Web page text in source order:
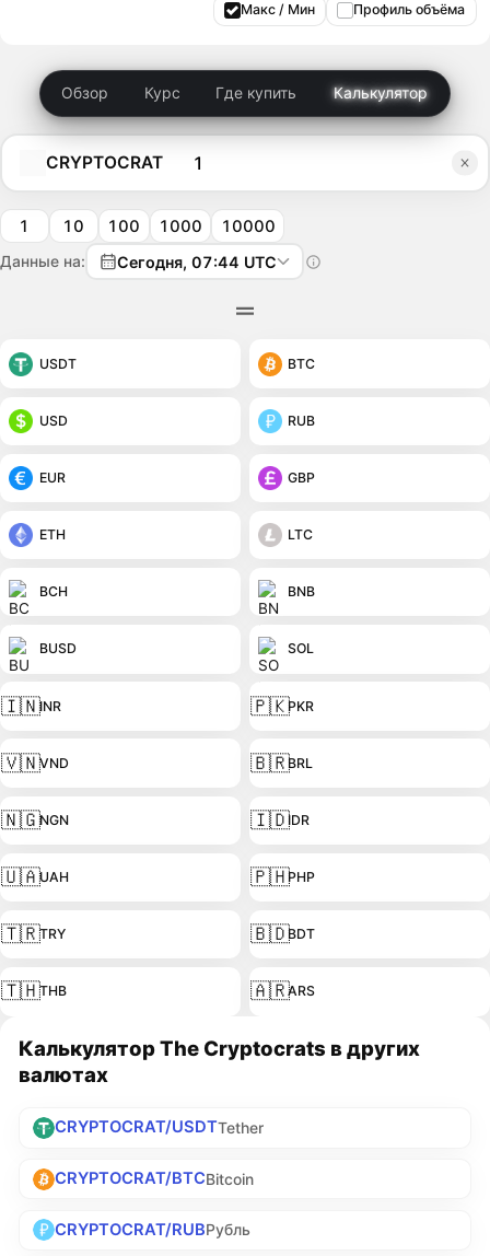
Макс / Мин Профиль объёма
Обзор Курс Где купить Калькулятор
CRYPTOCRAT
1 10 100 1000 10000
Данные на: Сегодня, 07:44 UTC
USDT BTC
USD RUB
EUR GBP
ETH LTC
BCH BNB
BUSD SOL
🇮🇳INR 🇵🇰PKR
🇻🇳VND 🇧🇷BRL
🇳🇬NGN 🇮🇩IDR
🇺🇦UAH 🇵🇭PHP
🇹🇷TRY 🇧🇩BDT
🇹🇭THB 🇦🇷ARS
Калькулятор The Cryptocrats в других
валютах
CRYPTOCRAT/USDTTether
CRYPTOCRAT/BTCBitcoin
CRYPTOCRAT/RUBРубль